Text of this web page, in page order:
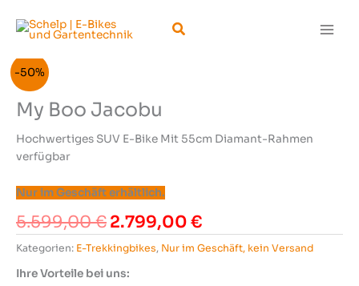
Inhalt
springen
Suchen
-50%
My Boo Jacobu
Hochwertiges SUV E-Bike Mit 55cm Diamant-Rahmen
verfügbar
Nur im Geschäft erhältlich.
5.599,00€Ursprünglicher
Preis
war:
5.599,00 €
2.799,00€
Preis
ist:
Kategorien: E-Trekkingbikes, Nur im Geschäft, kein Versand
Ihre Vorteile bei uns: